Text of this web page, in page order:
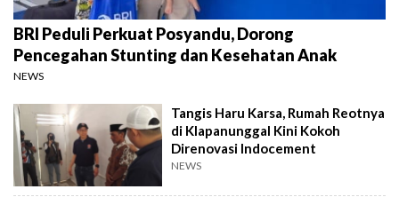
BRI Peduli Perkuat Posyandu, Dorong
Pencegahan Stunting dan Kesehatan Anak
NEWS
Tangis Haru Karsa, Rumah Reotnya
di Klapanunggal Kini Kokoh
Direnovasi Indocement
NEWS